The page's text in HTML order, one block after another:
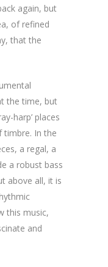
again, but
of refined
that the
the time, but
harp’ places
timbre. In the
a regal, a
a robust bass
above all, it is
this music,
and